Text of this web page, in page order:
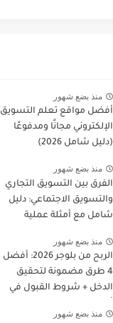
منذ بضع شهور
أفضل مواقع تعلم التسويق
الإلكتروني مجانًا ومدفوعًا
(دليل شامل 2026)
منذ بضع شهور
الفرق بين التسويق التجاري
والتسويق الاجتماعي: دليل
شامل مع أمثلة عملية
منذ بضع شهور
الربح من بلوجر 2026: أفضل
4 طرق مضمونة لتحقيق
الدخل + شروط القبول في
منذ بضع شهور